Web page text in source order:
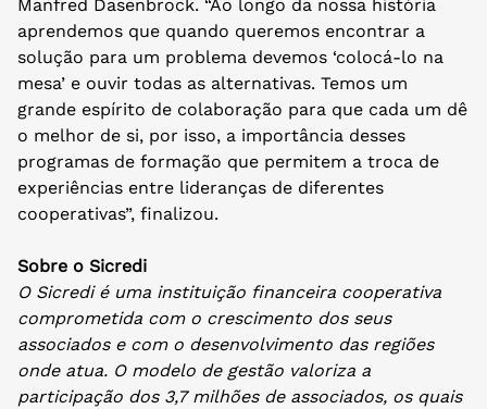
Manfred Dasenbrock. “Ao longo da nossa história
aprendemos que quando queremos encontrar a
solução para um problema devemos ‘colocá-lo na
mesa’ e ouvir todas as alternativas. Temos um
grande espírito de colaboração para que cada um dê
o melhor de si, por isso, a importância desses
programas de formação que permitem a troca de
experiências entre lideranças de diferentes
cooperativas”, finalizou.
Sobre o Sicredi
O Sicredi é uma instituição financeira cooperativa
comprometida com o crescimento dos seus
associados e com o desenvolvimento das regiões
onde atua. O modelo de gestão valoriza a
participação dos 3,7 milhões de associados, os quais